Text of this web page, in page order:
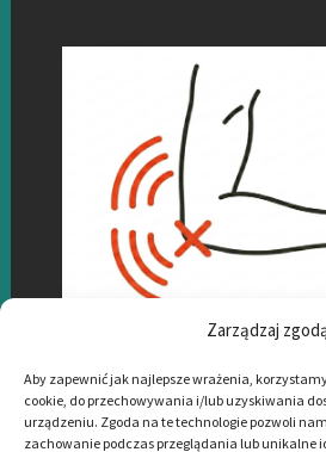
Zarządzaj
Aby zapewnić jak najlepsze wrażenia,
cookie, do przechowywania i/lub uzyskiwania
urządzeniu. Zgoda na te technologie pozwoli
zachowanie podczas przeglądania lub unikalne
nowoczesna fala
28 kwietnia, 2026/Nowoczesne